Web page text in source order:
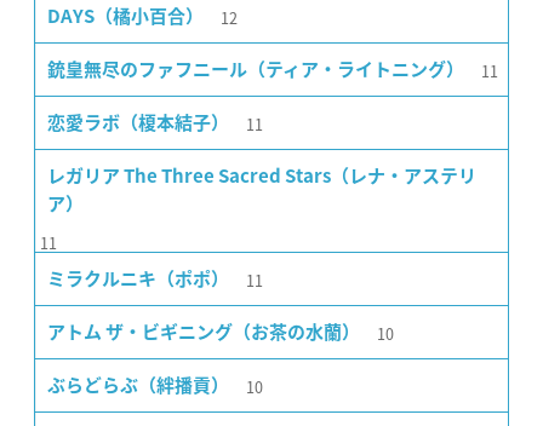
DAYS（橘小百合） 12
銃皇無尽のファフニール（ティア・ライトニング） 11
恋愛ラボ（榎本結子） 11
レガリア The Three Sacred Stars（レナ・アステリ
ア）
11
ミラクルニキ（ポポ） 11
アトム ザ・ビギニング（お茶の水蘭） 10
ぶらどらぶ（絆播貢） 10